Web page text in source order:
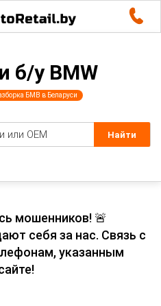
б/у BMW
БМВ в Беларуси
мошенников! 🚨
себя за нас. Связь с
указанным